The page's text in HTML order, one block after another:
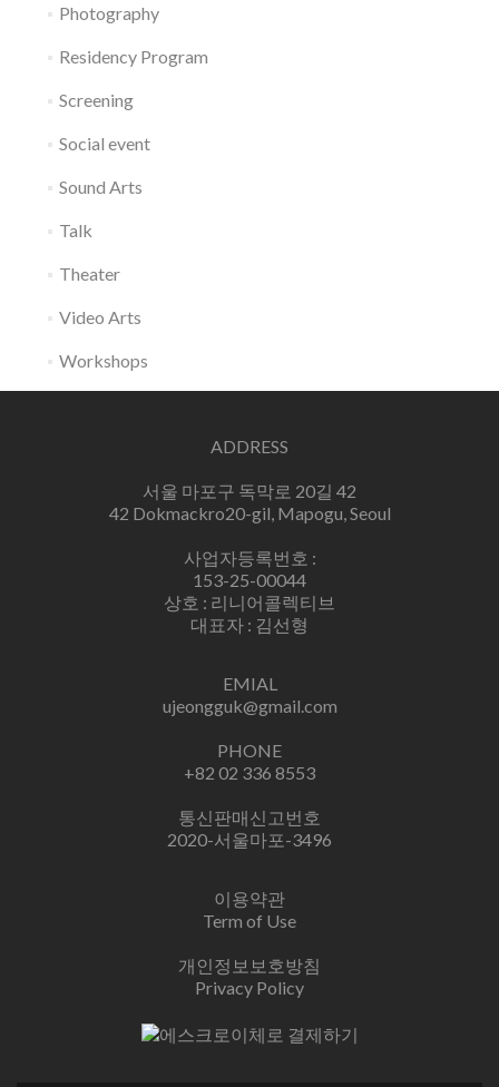
Photography
Residency Program
Screening
Social event
Sound Arts
Talk
Theater
Video Arts
Workshops
ADDRESS
서울 마포구 독막로 20길 42
42 Dokmackro20-gil, Mapogu, Seoul
사업자등록번호 :
153-25-00044
상호 : 리니어콜렉티브
대표자 : 김선형
EMIAL
ujeongguk@gmail.com
PHONE
+82 02 336 8553
통신판매신고번호
2020-서울마포-3496
이용약관
Term of Use
개인정보보호방침
Privacy Policy